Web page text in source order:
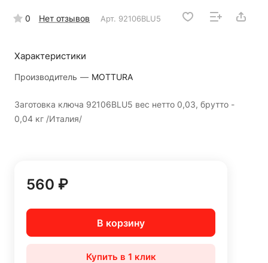
0 Нет отзывов Арт. 92106BLU5
Характеристики
Производитель — MOTTURA
Заготовка ключа 92106BLU5 вес нетто 0,03, брутто -
0,04 кг /Италия/
560 ₽
В корзину
Купить в 1 клик